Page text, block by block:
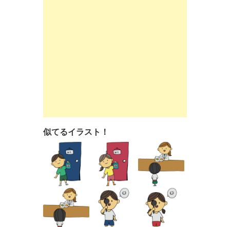
似てるイラスト！